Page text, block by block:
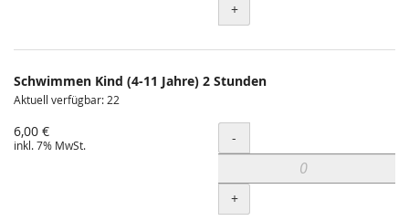
+
Schwimmen Kind (4-11 Jahre) 2 Stunden
Aktuell verfügbar: 22
6,00 €
inkl. 7% MwSt. Menge
-
+